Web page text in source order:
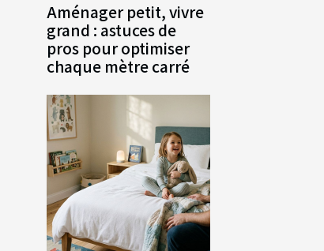
Aménager petit, vivre
grand : astuces de
pros pour optimiser
chaque mètre carré